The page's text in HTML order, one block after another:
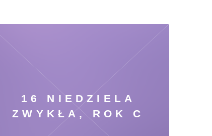
16 NIEDZIELA
ZWYKŁA, ROK C